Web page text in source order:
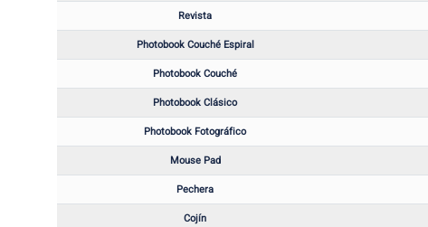
Revista
Photobook Couché Espiral
Photobook Couché
Photobook Clásico
Photobook Fotográfico
Mouse Pad
Pechera
Cojín